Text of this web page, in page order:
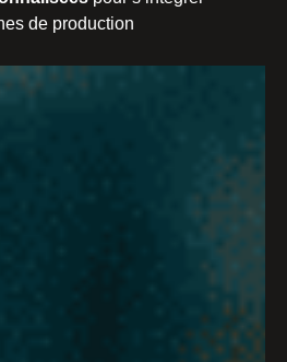
de production